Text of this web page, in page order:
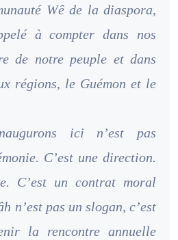
Wê de la diaspora,
à compter dans nos
de notre peuple et dans
régions, le Guémon et le
ici n’est pas
C’est une direction.
C’est un contrat moral
n’est pas un slogan, c’est
la rencontre annuelle